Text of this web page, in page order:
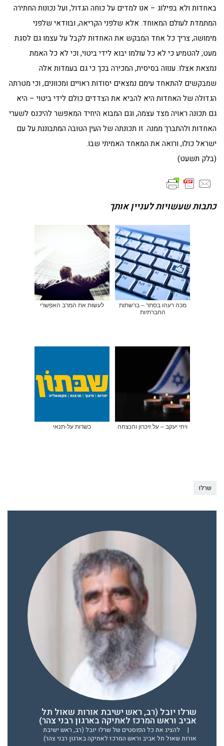
באחדות ולא בפילוג – אנו למדים על כוחה הגדול, ועל נכונות החתירה
המתמדת לעולם המאוחד. אלא שלפני הקריאה, ובוודאי שלפני
מימושה, צריך כל אחד המבקש את האחדות לקבל על עצמו גם לסגת
מעט, להטמיע כי לא כל עולמו יבוא לידי ביטוי, וכי לא כל האמת
נמצאת אצלו. ענווה בסיסית, המכירה בכך כי גם בעמדות אלה
שמבקשים להתאחד עימם נמצאים יסודות ראויים ומכוונים, וכי מטרתה
הגדולה של האחדות היא להביא את הצדדים כולם לידי ביטוי – היא
גם תכונה ראויה מצד עצמה, וגם המבוא היחיד המאפשר להיכנס לשערי
האחדות ולהתברך ממנה. זו תכונתה של העין הטובה המתבוננת על עם
ישראל כולו, ורואה את המאחד האמיתי שבו.
(בלק תשעט)
כתבות שעשויות לעניין אותך
מכה רעהו בסתר – ברשתות
החברתיות
לעשות את המרב האפשרי
ויחי יעקב – על זיכרון והנצחה כשרות על-תנאי
שרלו
שרלו יובל (רב, ראש ישיבת אורות שאול תל
אביב וראש המרכז לאתיקה בארגון רבני צהר)
|
להציג את כל הפוסטים של שרלו יובל (רב, ראש ישיבת
אורות שאול תל אביב וראש המרכז לאתיקה בארגון רבני צהר)